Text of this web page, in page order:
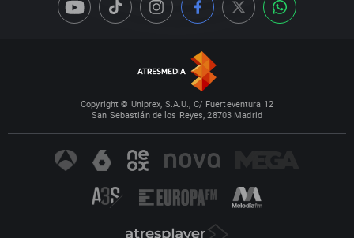
Copyright © Uniprex, S.A.U., C/ Fuerteventura 12
San Sebastián de los Reyes, 28703 Madrid